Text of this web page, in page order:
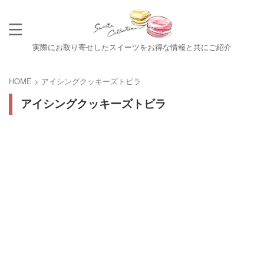
実際にお取り寄せしたスイーツをお得な情報と共にご紹介
HOME > アイシングクッキーズトビラ
アイシングクッキーズトビラ